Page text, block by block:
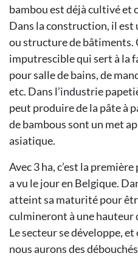
bambou est déjà cultivé et
Dans laconstruction, il est
ou structure de bâtiments.
imputresciblequi sert à la
pour salle de bains, de
etc. Dans l’industrie
peut produire de la pâte à
debambous sont un met
asiatique.
Avec 3 ha, c’est la
a vu le jour en Belgique.
atteint sa maturité pour
culmineront à une hauteur
Lesecteur se développe, et
nous aurons des